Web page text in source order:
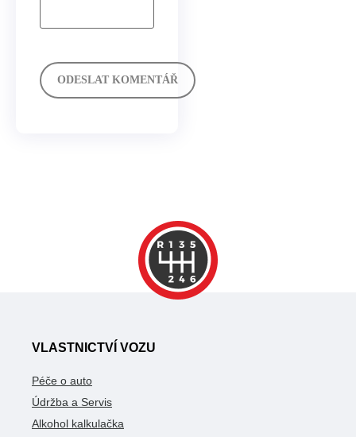
VLASTNICTVÍ VOZU
Péče o auto
Údržba a Servis
Alkohol kalkulačka